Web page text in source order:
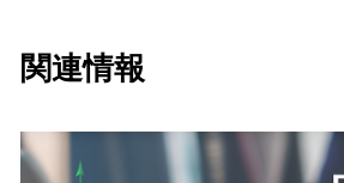
関連情報